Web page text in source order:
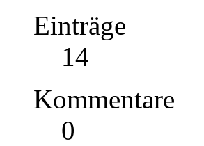
Einträge
14
Kommentare
0